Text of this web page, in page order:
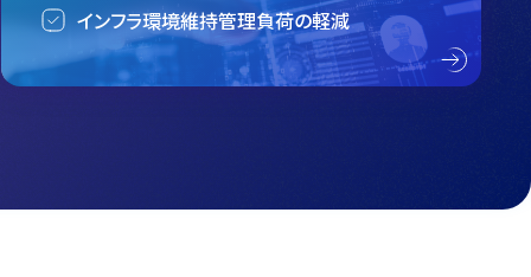
インフラ環境維持管理負荷の軽減